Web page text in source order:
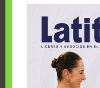
Cuando la
sueños Fairmont